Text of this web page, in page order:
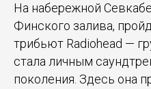
На набережной
Финского залива,
трибьют Radiohead —
стала личным
поколения. Здесь она